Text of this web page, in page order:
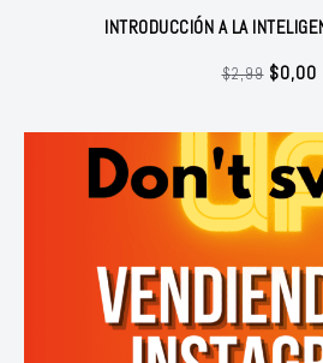
INTRODUCCIÓN A LA
$2,99 El
era:
$2,99.
$0,00El